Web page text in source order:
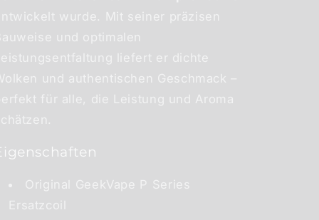
wurde. Mit seiner präzisen
und optimalen
liefert er dichte
und authentischen Geschmack –
für alle, die Leistung und Aroma
Original GeekVape P Series
Ersatzcoil